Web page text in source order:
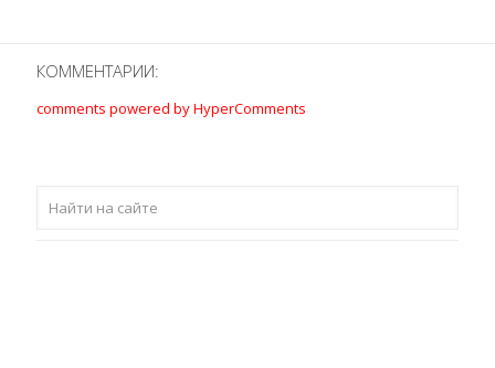
КОММЕНТАРИИ:
comments powered by HyperComments